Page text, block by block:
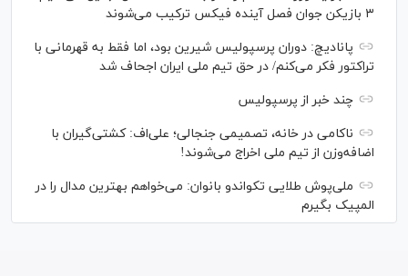
۳ بازیکن جوان فصل آینده فیکس ترکیب می‌شوند
پانادیچ: دوران پرسپولیس شیرین بود، اما فقط به قهرمانی با
تراکتور فکر می‌کنم/ در حق تیم ملی ایران اجحاف شد
چند خبر از پرسپولیس
ناکامی در خانه، تصمیمی جنجالی؛ علی‌اف: کشتی‌گیران با
اضافه‌وزن از تیم ملی اخراج می‌شوند!
ملی‌پوش‌ طلایی تکواندو بانوان: می‌خواهم بهترین مدال را در
المپیک بگیرم